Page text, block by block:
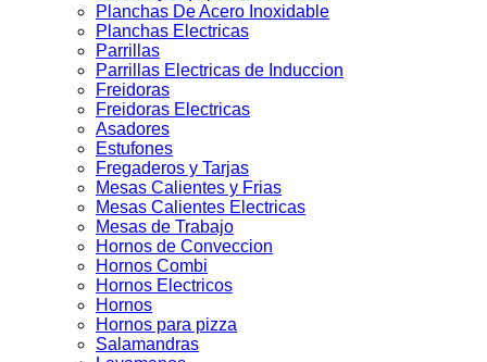
Planchas De Acero Inoxidable
Planchas Electricas
Parrillas
Parrillas Electricas de Induccion
Freidoras
Freidoras Electricas
Asadores
Estufones
Fregaderos y Tarjas
Mesas Calientes y Frias
Mesas Calientes Electricas
Mesas de Trabajo
Hornos de Conveccion
Hornos Combi
Hornos Electricos
Hornos
Hornos para pizza
Salamandras